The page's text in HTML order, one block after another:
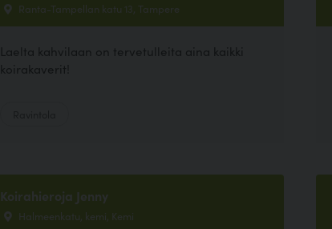
Ranta-Tampellan katu 13, Tampere
Laelta kahvilaan on tervetulleita aina kaikki
koirakaverit!
Koirahieroja Jenny
Halmeenkatu, kemi, Kemi